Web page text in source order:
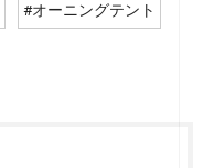
#オーニングテント